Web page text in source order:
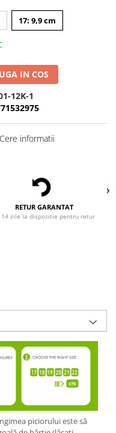
17: 9,9 cm
IN COS
12K-1
informatii
RETUR GARANTAT
14 zile la dispozitie pentru retur
piciorului este să